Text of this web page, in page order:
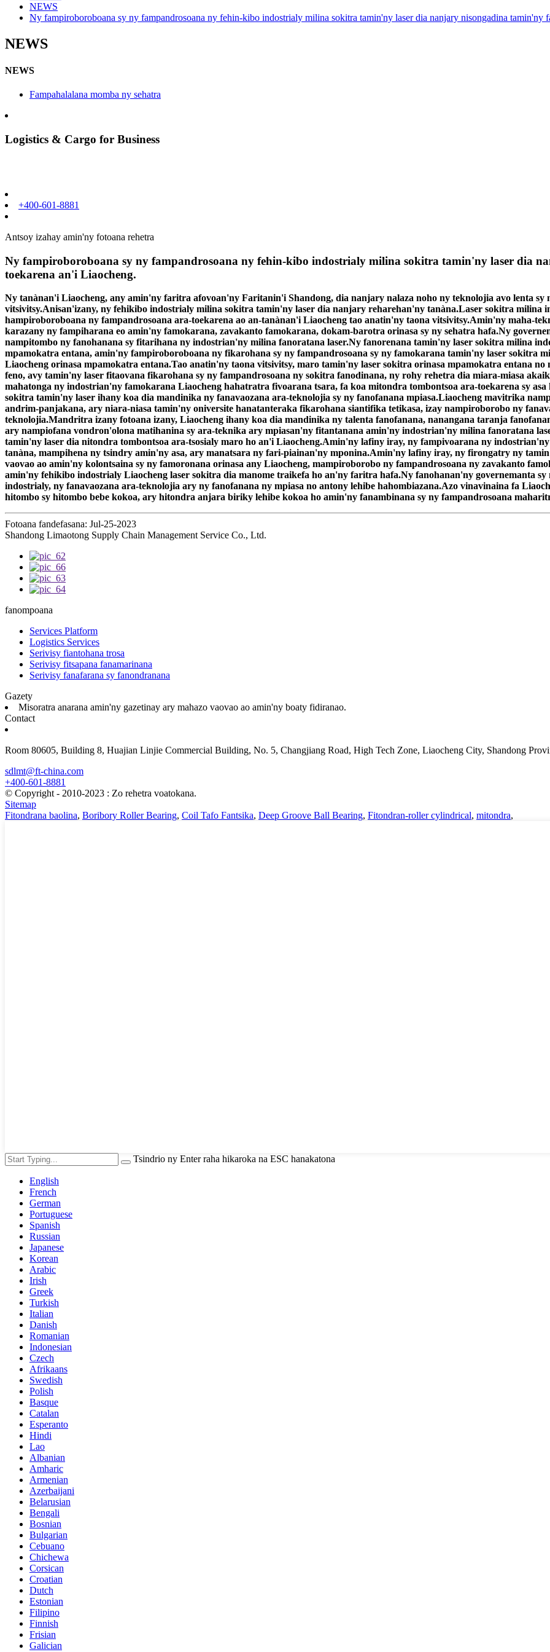
NEWS
Ny fampiroboroboana sy ny fampandrosoana ny fehin-kibo indostrialy milina sokitra tamin'ny laser dia nanjary nisongadina tamin'ny
NEWS
NEWS
Fampahalalana momba ny sehatra
Logistics & Cargo for Business
+400-601-8881
Antsoy izahay amin'ny fotoana rehetra
Ny fampiroboroboana sy ny fampandrosoana ny fehin-kibo indostrialy milina sokitra tamin'ny laser dia
toekarena an'i Liaocheng.
Ny tanànan'i Liaocheng, any amin'ny faritra afovoan'ny Faritanin'i Shandong, dia nanjary nalaza noho ny teknolojia avo lenta
vitsivitsy.Anisan'izany, ny fehikibo indostrialy milina sokitra tamin'ny laser dia nanjary reharehan'ny tanàna.Laser sokitra milina
hampiroboroboana ny fampandrosoana ara-toekarena ao an-tanànan'i Liaocheng tao anatin'ny taona vitsivitsy.Amin'ny maha-
karazany ny fampiharana eo amin'ny famokarana, zavakanto famokarana, dokam-barotra orinasa sy ny sehatra hafa.Ny
nampitombo ny fanohanana sy fitarihana ny indostrian'ny milina fanoratana laser.Ny fanorenana tamin'ny laser sokitra milina
mpamokatra entana, amin'ny fampiroboroboana ny fikarohana sy ny fampandrosoana sy ny famokarana tamin'ny laser sokitra
Liaocheng orinasa mpamokatra entana.Tao anatin'ny taona vitsivitsy, maro tamin'ny laser sokitra orinasa mpamokatra entana
feno, avy tamin'ny laser fitaovana fikarohana sy ny fampandrosoana ny sokitra fanodinana, ny rohy rehetra dia miara-miasa
mahatonga ny indostrian'ny famokarana Liaocheng hahatratra fivoarana tsara, fa koa mitondra tombontsoa ara-toekarena sy
sokitra tamin'ny laser ihany koa dia mandinika ny fanavaozana ara-teknolojia sy ny fanofanana mpiasa.Liaocheng mavitrika
andrim-panjakana, ary niara-niasa tamin'ny oniversite hanatanteraka fikarohana siantifika tetikasa, izay nampiroborobo ny
teknolojia.Mandritra izany fotoana izany, Liaocheng ihany koa dia mandinika ny talenta fanofanana, nanangana taranja
ary nampiofana vondron'olona matihanina sy ara-teknika ary mpiasan'ny fitantanana amin'ny indostrian'ny milina fanoratana
tamin'ny laser dia nitondra tombontsoa ara-tsosialy maro ho an'i Liaocheng.Amin'ny lafiny iray, ny fampivoarana ny
tanàna, mampihena ny tsindry amin'ny asa, ary manatsara ny fari-piainan'ny mponina.Amin'ny lafiny iray, ny firongatry ny
vaovao ao amin'ny kolontsaina sy ny famoronana orinasa any Liaocheng, mampiroborobo ny fampandrosoana ny zavakanto
amin'ny fehikibo indostrialy Liaocheng laser sokitra dia manome traikefa ho an'ny faritra hafa.Ny fanohanan'ny governemanta
indostrialy, ny fanavaozana ara-teknolojia ary ny fanofanana ny mpiasa no antony lehibe hahombiazana.Azo vinavinaina fa
hitombo sy hitombo bebe kokoa, ary hitondra anjara biriky lehibe kokoa ho amin'ny fanambinana sy ny fampandrosoana
Fotoana fandefasana: Jul-25-2023
Shandong Limaotong Supply Chain Management Service Co., Ltd.
fanompoana
Services Platform
Logistics Services
Serivisy fiantohana trosa
Serivisy fitsapana fanamarinana
Serivisy fanafarana sy fanondranana
Gazety
Misoratra anarana amin'ny gazetinay ary mahazo vaovao ao amin'ny boaty fidiranao.
Contact
Room 80605, Building 8, Huajian Linjie Commercial Building, No. 5, Changjiang Road, High Tech Zone, Liaocheng City, Shandong
sdlmt@ft-china.com
+400-601-8881
© Copyright - 2010-2023 : Zo rehetra voatokana.
Sitemap
Fitondrana baolina, Boribory Roller Bearing, Coil Tafo Fantsika, Deep Groove Ball Bearing, Fitondran-roller cylindrical, mitondra,
Tsindrio ny Enter raha hikaroka na ESC hanakatona
English
French
German
Portuguese
Spanish
Russian
Japanese
Korean
Arabic
Irish
Greek
Turkish
Italian
Danish
Romanian
Indonesian
Czech
Afrikaans
Swedish
Polish
Basque
Catalan
Esperanto
Hindi
Lao
Albanian
Amharic
Armenian
Azerbaijani
Belarusian
Bengali
Bosnian
Bulgarian
Cebuano
Chichewa
Corsican
Croatian
Dutch
Estonian
Filipino
Finnish
Frisian
Galician